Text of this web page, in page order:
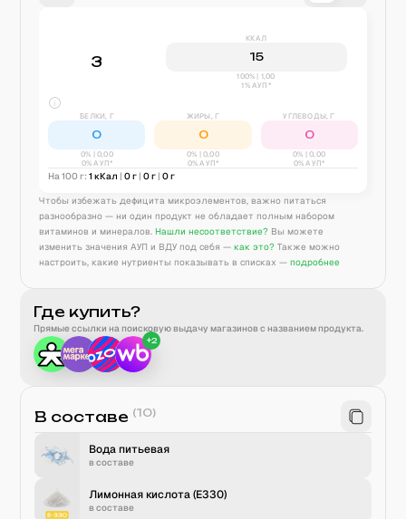
3
ККАЛ
15
100% | 1,00
1% АУП*
БЕЛКИ, Г
0
0% |0,00
0% АУП*
ЖИРЫ, Г
0
0% |0,00
0% АУП*
УГЛЕВОДЫ, Г
0
0% |0,00
0% АУП*
На 100 г: 1 кКал | 0г | 0г | 0г
Чтобы избежать дефицита микроэлементов, важно питаться
разнообразно — ни один продукт не обладает полным набором
витаминов и минералов. Нашли несоответствие? Вы можете
изменить значения АУП и ВДУ под себя — как это? Также можно
настроить, какие нутриенты показывать в списках — подробнее
Где купить?
Прямые ссылки на поисковую выдачу магазинов с названием продукта.
+2
В составе (10)
Вода питьевая
в составе
Лимонная кислота (Е330)
в составе